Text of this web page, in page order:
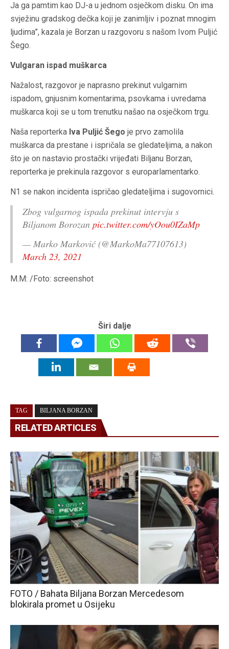
Ja ga pamtim kao DJ-a u jednom osječkom disku. On ima
svježinu gradskog dečka koji je zanimljiv i poznat mnogim
ljudima”, kazala je Borzan u razgovoru s našom Ivom Puljić
Šego.
Vulgaran ispad muškarca
Nažalost, razgovor je naprasno prekinut vulgarnim
ispadom, gnjusnim komentarima, psovkama i uvredama
muškarca koji se u tom trenutku našao na osječkom trgu.
Naša reporterka Iva Puljić Šego je prvo zamolila
muškarca da prestane i ispričala se gledateljima, a nakon
što je on nastavio prostački vrijeđati Biljanu Borzan,
reporterka je prekinula razgovor s europarlamentarko.
N1 se nakon incidenta ispričao gledateljima i sugovornici.
Zbog vulgarnog ispada prekinut intervju s
Biljanom Borozan pic.twitter.com/yOou0IZaMp
— Marko Marković (@MarkoMa77107613)
March 23, 2021
M.M: /Foto: screenshot
Širi dalje
TAG BILJANA BORZAN
RELATED ARTICLES
FOTO / Bahata Biljana Borzan Mercedesom
blokirala promet u Osijeku